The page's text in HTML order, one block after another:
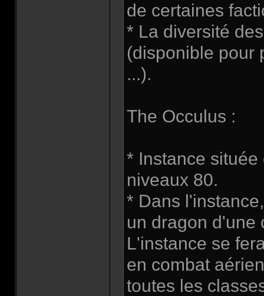
de certaines
* La diversité
(disponible pour
...).
The Occulus :
* Instance
niveaux 80.
* Dans
un dragon d'une
L'instance se
en combat
toutes les